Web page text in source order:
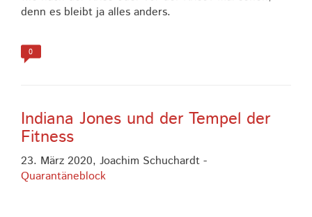
denn es bleibt ja alles anders.
0
Indiana Jones und der Tempel der
Fitness
23. März 2020, Joachim Schuchardt -
Quarantäneblock